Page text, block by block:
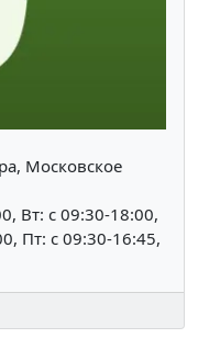
Московское
Вт: c 09:30-18:00,
Пт: c 09:30-16:45,